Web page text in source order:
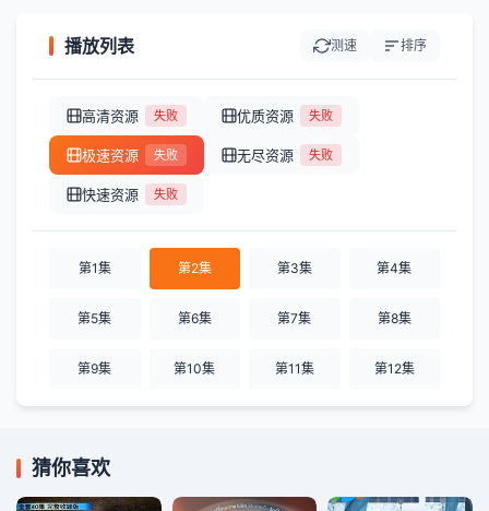
播放列表 测速 排序
高清资源 失败 优质资源 失败
极速资源 失败 无尽资源 失败
快速资源 失败
第1集 第2集 第3集 第4集
第5集 第6集 第7集 第8集
第9集 第10集 第11集 第12集
猜你喜欢